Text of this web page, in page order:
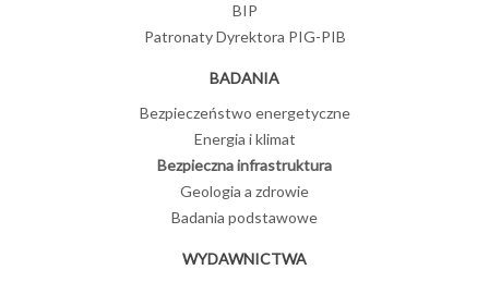
BIP
Patronaty Dyrektora PIG-PIB
BADANIA
Bezpieczeństwo energetyczne
Energia i klimat
Bezpieczna infrastruktura
Geologia a zdrowie
Badania podstawowe
WYDAWNICTWA